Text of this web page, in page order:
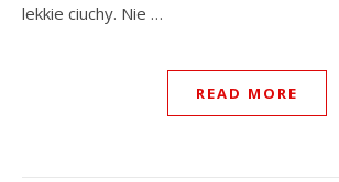
lekkie ciuchy. Nie …
READ MORE